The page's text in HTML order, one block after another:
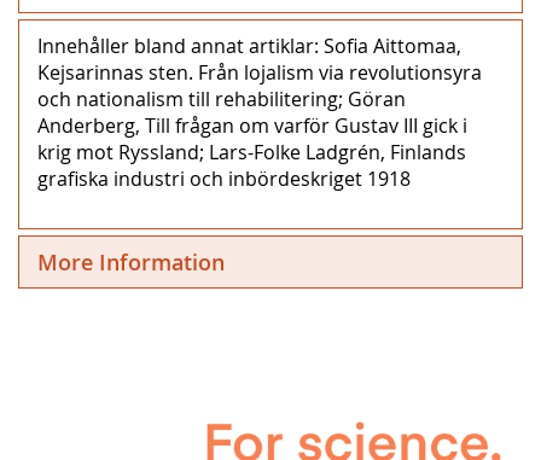
Innehåller bland annat artiklar: Sofia Aittomaa,
Kejsarinnas sten. Från lojalism via revolutionsyra
och nationalism till rehabilitering; Göran
Anderberg, Till frågan om varför Gustav III gick i
krig mot Ryssland; Lars-Folke Ladgrén, Finlands
grafiska industri och inbördeskriget 1918
More Information